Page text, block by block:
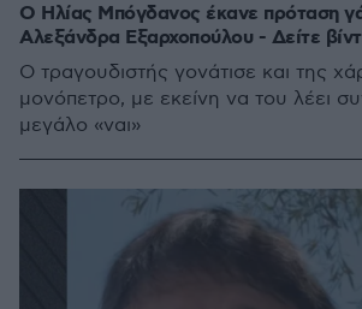
Ο Ηλίας Μπόγδανος έκανε πρόταση
Αλεξάνδρα Εξαρχοπούλου - Δείτε
Ο τραγουδιστής γονάτισε και της
μονόπετρο, με εκείνη να του λέει
μεγάλο «ναι»